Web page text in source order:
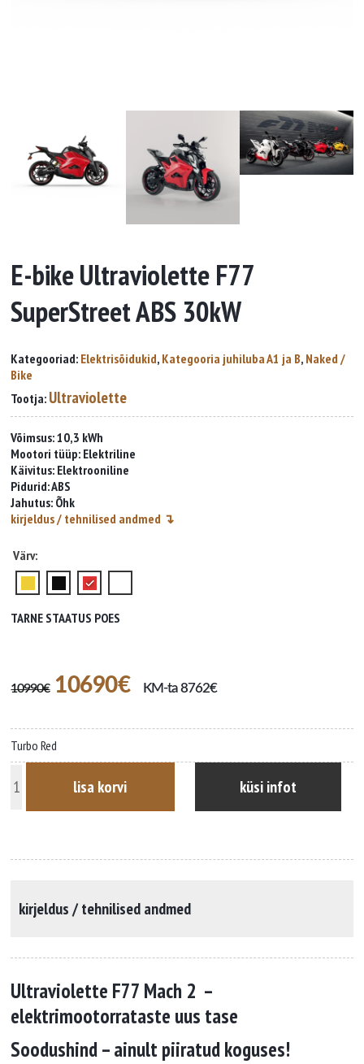
E-bike Ultraviolette F77
SuperStreet ABS 30kW
Võimsus: 10,3 kWh
Mootori tüüp: Elektriline
Käivitus: Elektrooniline
Pidurid: ABS
Jahutus: Õhk
kirjeldus / tehnilised andmed ↴
Värv
TARNE STAATUS POES
Turbo Red
10990€ Algne
oli:
10690€Current
KM-ta8762€
E-
bike
SuperStreet
kogus
lisa korvi küsi infot
Kategooriad: Elektrisõidukid, Kategooria juhiluba A1 ja B, Naked /
Bike
Tootja: Ultraviolette
kirjeldus / tehnilised andmed
Ultraviolette F77 Mach 2 –
elektrimootorrataste uus tase
Soodushind – ainult piiratud koguses!